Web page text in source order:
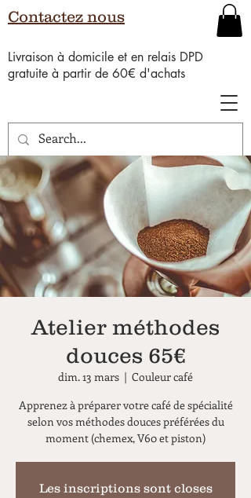
Livraison à domicile et en relais DPD
gratuite à partir de 60€ d'achats
Contactez nous
Atelier méthodes
douces 65€
dim. 13 mars
  |
Couleur café
Apprenez à préparer votre café de spécialité
selon vos méthodes douces préférées du
moment (chemex, V60 et piston)
Les inscriptions sont closes